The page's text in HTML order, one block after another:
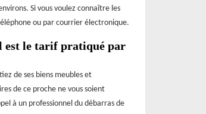
Si vous voulez connaître les
ou par courrier électronique.
est le tarif pratiqué par
de ses biens meubles et
de ce proche ne vous soient
à un professionnel du débarras de